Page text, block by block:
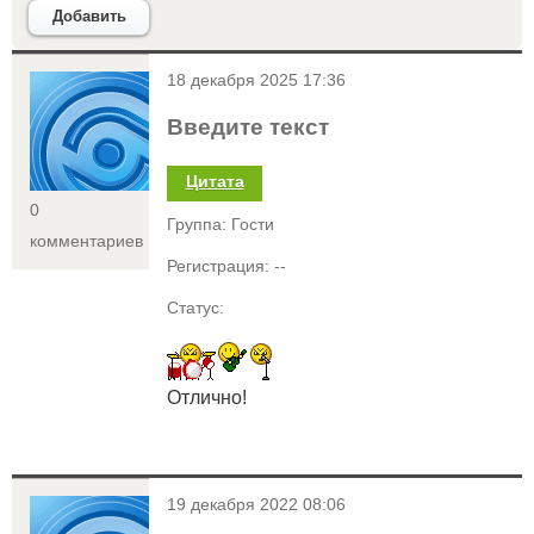
Добавить
<
0
комментариев
18 декабря 2025 17:36
Введите текст
Цитата
Группа: Гости
Регистрация: --
Статус:
Отлично!
< 19 декабря 2022 08:06